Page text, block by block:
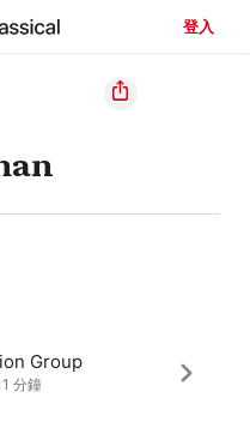
登入
Group
分鐘